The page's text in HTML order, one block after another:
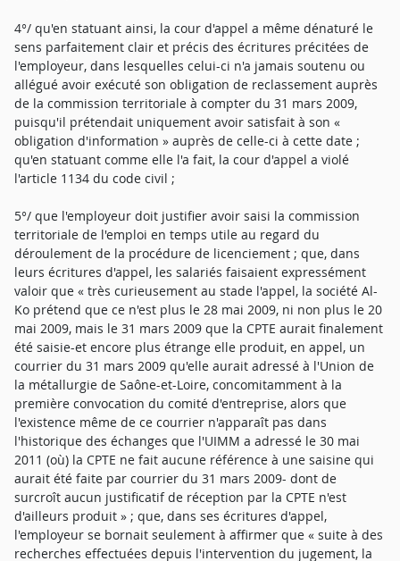
4°/ qu'en statuant ainsi, la cour d'appel a même dénaturé le
sens parfaitement clair et précis des écritures précitées de
l'employeur, dans lesquelles celui-ci n'a jamais soutenu ou
allégué avoir exécuté son obligation de reclassement auprès
de la commission territoriale à compter du 31 mars 2009,
puisqu'il prétendait uniquement avoir satisfait à son «
obligation d'information » auprès de celle-ci à cette date ;
qu'en statuant comme elle l'a fait, la cour d'appel a violé
l'article 1134 du code civil ;
5°/ que l'employeur doit justifier avoir saisi la commission
territoriale de l'emploi en temps utile au regard du
déroulement de la procédure de licenciement ; que, dans
leurs écritures d'appel, les salariés faisaient expressément
valoir que « très curieusement au stade l'appel, la société Al-
Ko prétend que ce n'est plus le 28 mai 2009, ni non plus le 20
mai 2009, mais le 31 mars 2009 que la CPTE aurait finalement
été saisie-et encore plus étrange elle produit, en appel, un
courrier du 31 mars 2009 qu'elle aurait adressé à l'Union de
la métallurgie de Saône-et-Loire, concomitamment à la
première convocation du comité d'entreprise, alors que
l'existence même de ce courrier n'apparaît pas dans
l'historique des échanges que l'UIMM a adressé le 30 mai
2011 (où) la CPTE ne fait aucune référence à une saisine qui
aurait été faite par courrier du 31 mars 2009- dont de
surcroît aucun justificatif de réception par la CPTE n'est
d'ailleurs produit » ; que, dans ses écritures d'appel,
l'employeur se bornait seulement à affirmer que « suite à des
recherches effectuées depuis l'intervention du jugement, la